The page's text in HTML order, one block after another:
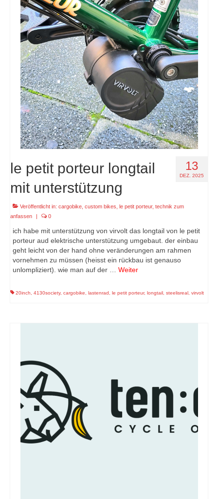
13
DEZ. 2025
le petit porteur longtail
mit unterstützung
Veröffentlicht in: cargobike custom bikes le petit porteur, technik zum
anfassen
| 0
ich habe mit unterstützung von virvolt das longtail von le petit
porteur aud elektrische unterstützung umgebaut. der einbau
geht leicht von der hand ohne veränderungen am rahmen
vornehmen zu müssen (heisst ein rückbau ist genauso
unlompliziert). wie man auf der … Weiter
20inch 4130society, cargobike lastenrad le petit porteur, longtail steelisreal virvolt